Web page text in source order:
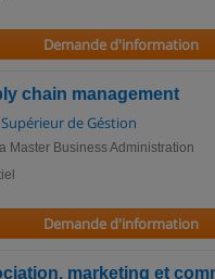
Demande d'information
chain management
de Géstion
Master Business Administration
Demande d'information
marketing et